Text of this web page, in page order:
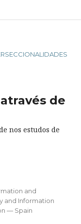
de
nos estudos de
and
and Information
— Spain